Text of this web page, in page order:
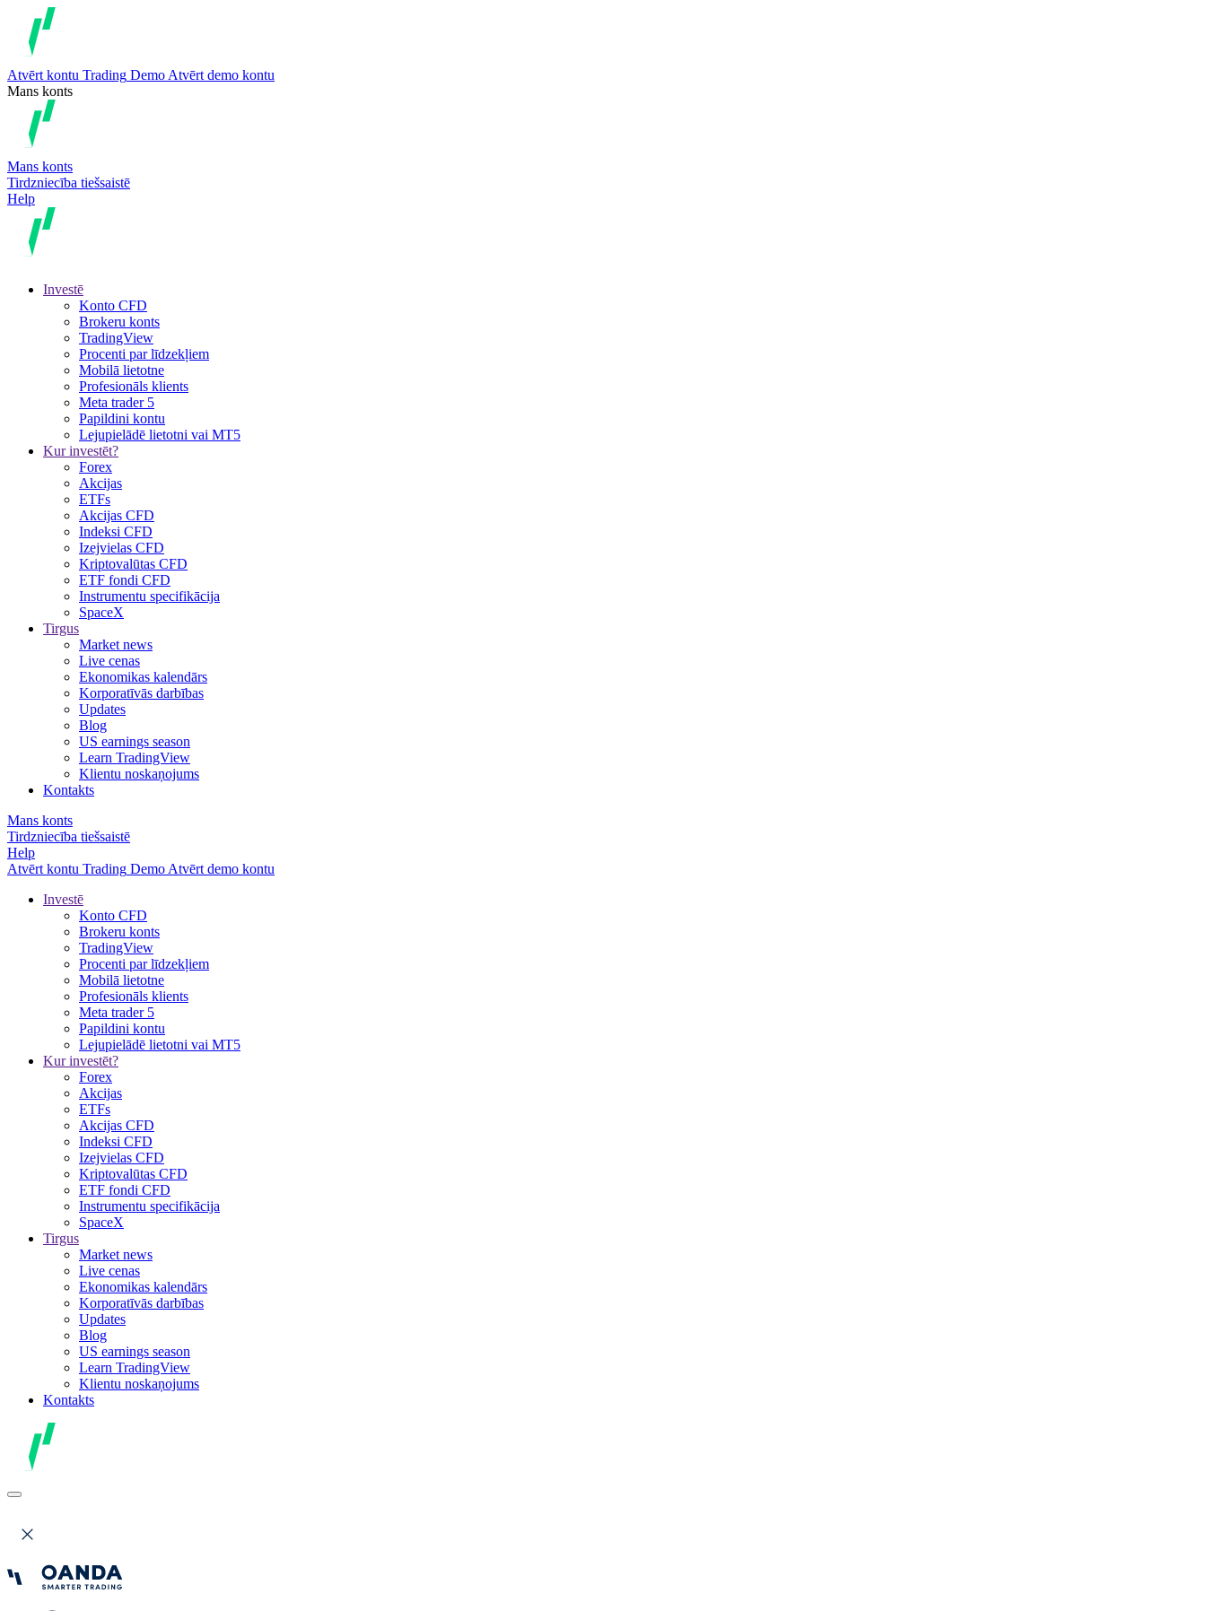
Atvērt kontu Trading Demo Atvērt demo kontu
Mans konts
Mans konts
Tirdzniecība tiešsaistē
Help
Investē
Konto CFD
Brokeru konts
TradingView
Procenti par līdzekļiem
Mobilā lietotne
Profesionāls klients
Meta trader 5
Papildini kontu
Lejupielādē lietotni vai MT5
Kur investēt?
Forex
Akcijas
ETFs
Akcijas CFD
Indeksi CFD
Izejvielas CFD
Kriptovalūtas CFD
ETF fondi CFD
Instrumentu specifikācija
SpaceX
Tirgus
Market news
Live cenas
Ekonomikas kalendārs
Korporatīvās darbības
Updates
Blog
US earnings season
Learn TradingView
Klientu noskaņojums
Kontakts
Mans konts
Tirdzniecība tiešsaistē
Help
Atvērt kontu Trading Demo Atvērt demo kontu
Investē
Konto CFD
Brokeru konts
TradingView
Procenti par līdzekļiem
Mobilā lietotne
Profesionāls klients
Meta trader 5
Papildini kontu
Lejupielādē lietotni vai MT5
Kur investēt?
Forex
Akcijas
ETFs
Akcijas CFD
Indeksi CFD
Izejvielas CFD
Kriptovalūtas CFD
ETF fondi CFD
Instrumentu specifikācija
SpaceX
Tirgus
Market news
Live cenas
Ekonomikas kalendārs
Korporatīvās darbības
Updates
Blog
US earnings season
Learn TradingView
Klientu noskaņojums
Kontakts